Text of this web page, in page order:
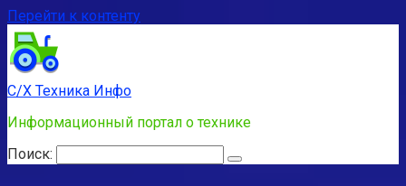
Перейти к контенту
С/Х Техника Инфо
Информационный портал о технике
Поиск: